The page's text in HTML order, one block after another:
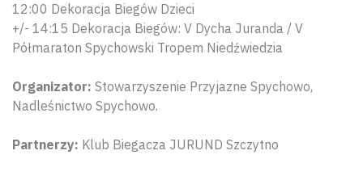
12:00 Dekoracja Biegów Dzieci
+/- 14:15 Dekoracja Biegów: V Dycha Juranda / V
Półmaraton Spychowski Tropem Niedźwiedzia
Organizator: Stowarzyszenie Przyjazne Spychowo,
Nadleśnictwo Spychowo.
Partnerzy: Klub Biegacza JURUND Szczytno